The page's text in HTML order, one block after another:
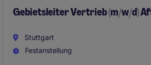
Gebietsleiter Vertrieb (m/w/d)
Stuttgart
Festanstellung